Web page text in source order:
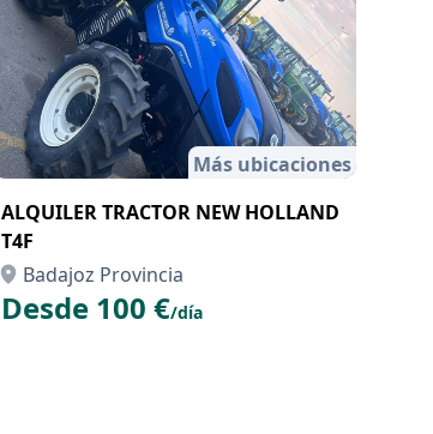
Más ubicaciones
ALQUILER TRACTOR NEW HOLLAND
T4F
Badajoz Provincia
Desde 100 €/día